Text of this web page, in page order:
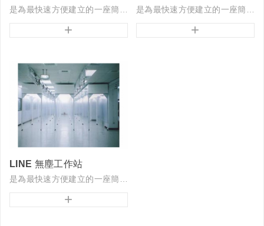
+ +
LINE 無塵工作站
是為最快速方便建立的一座簡易潔淨室
+